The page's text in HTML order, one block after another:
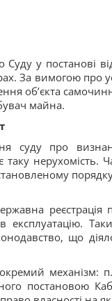
у постанові
За вимогою про
об’єкта
майна.
суду про
таку
реєстрація
експлуатацію.
що
механізм:
постановою